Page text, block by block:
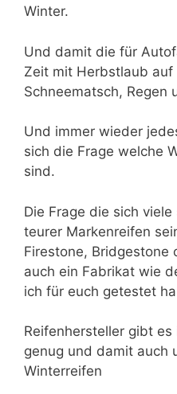
Winter.
Und damit die für
Zeit mit Herbstlaub
Schneematsch, Regen
Und immer wieder
sich die Frage welche
sind.
Die Frage die sich
teurer Markenreifen
Firestone, Bridgestone
auch ein Fabrikat wie
ich für euch getestet
Reifenhersteller gibt
genug und damit auch
Winterreifen